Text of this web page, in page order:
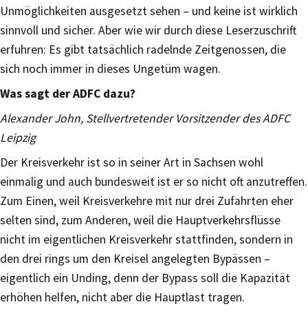
Unmöglichkeiten ausgesetzt sehen – und keine ist wirklich
sinnvoll und sicher. Aber wie wir durch diese Leserzuschrift
erfuhren: Es gibt tatsächlich radelnde Zeitgenossen, die
sich noch immer in dieses Ungetüm wagen.
Was sagt der ADFC dazu?
Alexander John, Stellvertretender Vorsitzender des ADFC
Leipzig
Der Kreisverkehr ist so in seiner Art in Sachsen wohl
einmalig und auch bundesweit ist er so nicht oft anzutreffen.
Zum Einen, weil Kreisverkehre mit nur drei Zufahrten eher
selten sind, zum Anderen, weil die Hauptverkehrsflüsse
nicht im eigentlichen Kreisverkehr stattfinden, sondern in
den drei rings um den Kreisel angelegten Bypässen –
eigentlich ein Unding, denn der Bypass soll die Kapazität
erhöhen helfen, nicht aber die Hauptlast tragen.